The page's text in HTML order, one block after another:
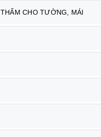
CHO TƯỜNG, MÁI